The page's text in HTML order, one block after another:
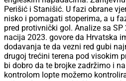
Perišić i Stanišić. U fazi obrane
nisko i pomagati stoperima, a u
pred protivnički gol. Analize sa
nacija 2023. govore da Hrvatska
dodavanja te da vezni red gubi
drugoj trećini terena pod visokim
bi dobro da te brojke zadržimo i
kontrolom lopte možemo